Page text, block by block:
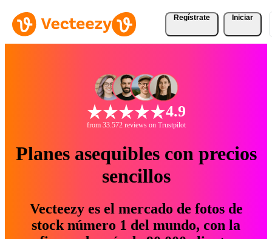
Regístrate Iniciar
4.9
from 33.572 reviews on Trustpilot
Planes asequibles con precios
sencillos
Vecteezy es el mercado de fotos de
stock número 1 del mundo, con la